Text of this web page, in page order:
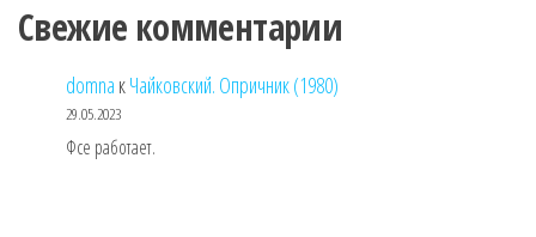
Свежие комментарии
domna кЧайковский. Опричник (1980)
29.05.2023
Фсе работает.